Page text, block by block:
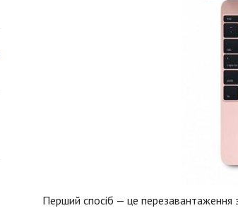
Перший спосіб — це